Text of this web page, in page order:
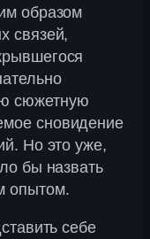
образом
связей,
сюжетную
сновидение
Но это уже,
бы назвать
опытом.
себе